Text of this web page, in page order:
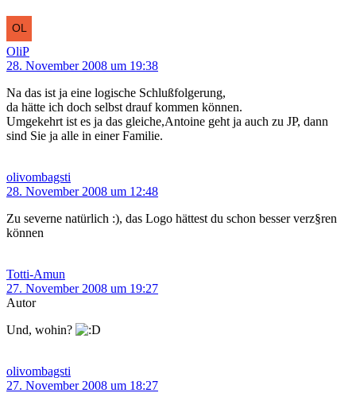
OliP
28. November 2008 um 19:38
Na das ist ja eine logische Schlußfolgerung,
da hätte ich doch selbst drauf kommen können.
Umgekehrt ist es ja das gleiche,Antoine geht ja auch zu JP, dann
sind Sie ja alle in einer Familie.
olivombagsti
28. November 2008 um 12:48
Zu severne natürlich :), das Logo hättest du schon besser verz§ren
können
Totti-Amun
27. November 2008 um 19:27
Autor
Und, wohin?
olivombagsti
27. November 2008 um 18:27